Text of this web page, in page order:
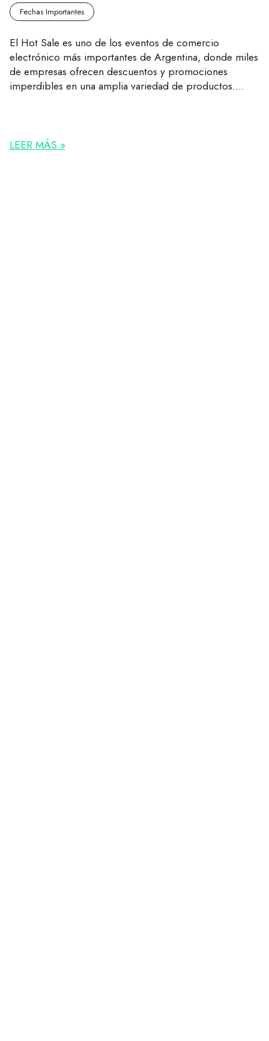
Fechas Importantes
El Hot Sale es uno de los eventos de comercio
electrónico más importantes de Argentina, donde miles
de empresas ofrecen descuentos y promociones
imperdibles en una amplia variedad de productos....
LEER MÁS »